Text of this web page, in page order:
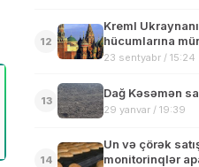
12
Kreml
hücumlarına
23 sentyabr / 15:24
13
Dağ Kəsəmən
29 yanvar / 19:39
14
Un və çörək
monitorinqlər